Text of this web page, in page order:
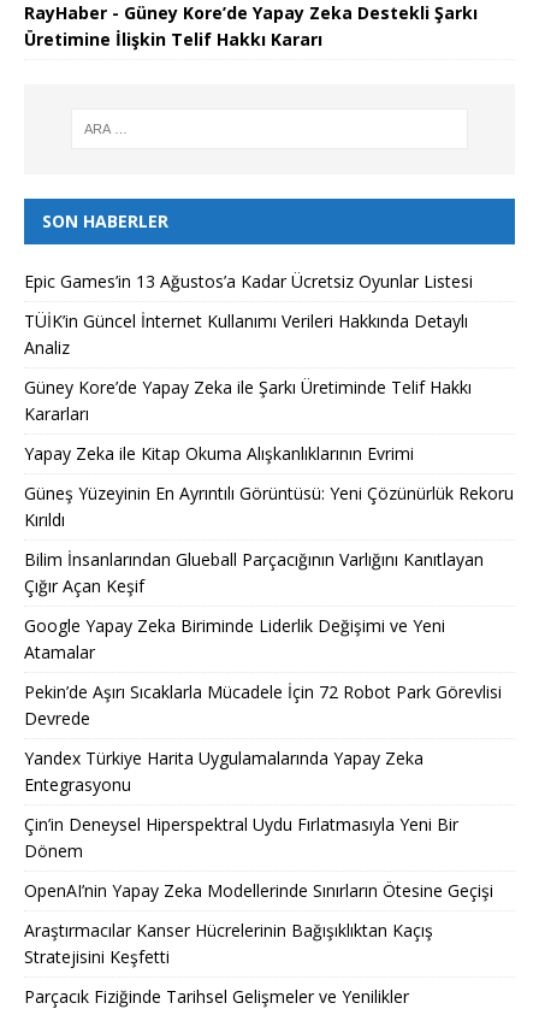
RayHaber - Güney Kore’de Yapay Zeka Destekli Şarkı
Üretimine İlişkin Telif Hakkı Kararı
SON HABERLER
Epic Games’in 13 Ağustos’a Kadar Ücretsiz Oyunlar Listesi
TÜİK’in Güncel İnternet Kullanımı Verileri Hakkında Detaylı
Analiz
Güney Kore’de Yapay Zeka ile Şarkı Üretiminde Telif Hakkı
Kararları
Yapay Zeka ile Kitap Okuma Alışkanlıklarının Evrimi
Güneş Yüzeyinin En Ayrıntılı Görüntüsü: Yeni Çözünürlük Rekoru
Kırıldı
Bilim İnsanlarından Glueball Parçacığının Varlığını Kanıtlayan
Çığır Açan Keşif
Google Yapay Zeka Biriminde Liderlik Değişimi ve Yeni
Atamalar
Pekin’de Aşırı Sıcaklarla Mücadele İçin 72 Robot Park Görevlisi
Devrede
Yandex Türkiye Harita Uygulamalarında Yapay Zeka
Entegrasyonu
Çin’in Deneysel Hiperspektral Uydu Fırlatmasıyla Yeni Bir
Dönem
OpenAI’nin Yapay Zeka Modellerinde Sınırların Ötesine Geçişi
Araştırmacılar Kanser Hücrelerinin Bağışıklıktan Kaçış
Stratejisini Keşfetti
Parçacık Fiziğinde Tarihsel Gelişmeler ve Yenilikler